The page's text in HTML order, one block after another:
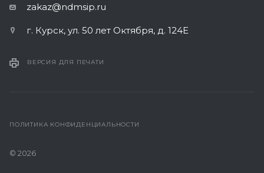
zakaz@ndmsip.ru
г. Курск, ул. 50 лет Октября, д. 124Е
ВЕРСИЯ ДЛЯ ПЕЧАТИ
ПОЛИТИКА КОНФИДЕНЦИАЛЬНОСТИ
© 2026